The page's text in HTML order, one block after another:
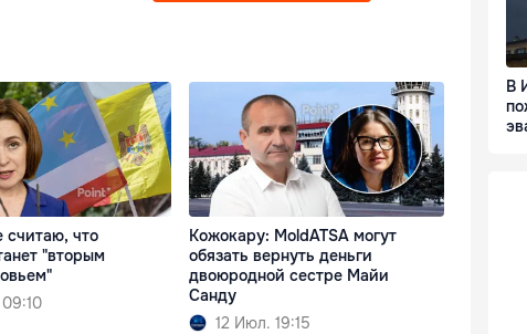
считаю, что
"вторым
Кожокару: MoldATSA могут
обязать вернуть деньги
двоюродной сестре Майи
Санду
12 Июл. 19:15
В